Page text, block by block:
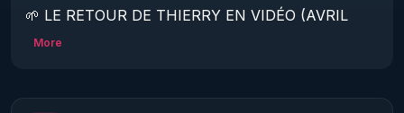
🌱 LE RETOUR DE THIERRY EN VIDÉO (AVRIL
2022)!
https://www.rgnr.fr/presentation.html
More